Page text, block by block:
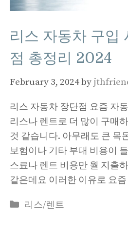
리스 자동차 구입
점 총정리 2024
February 3, 2024by
리스 자동차 장단점 요즘 자
리스나 렌트로 더 많이 구매
것 같습니다. 아무래도 큰 목
보험이나 기타 부대 비용이
스료나 렌트 비용만 월 지출
같은데요 이러한 이유로 요
Categories
리스/렌트